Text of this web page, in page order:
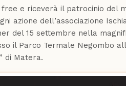
e riceverà il patrocinio del
azione dell’associazione
del 15 settembre nella
il Parco Termale Negombo
di Matera.